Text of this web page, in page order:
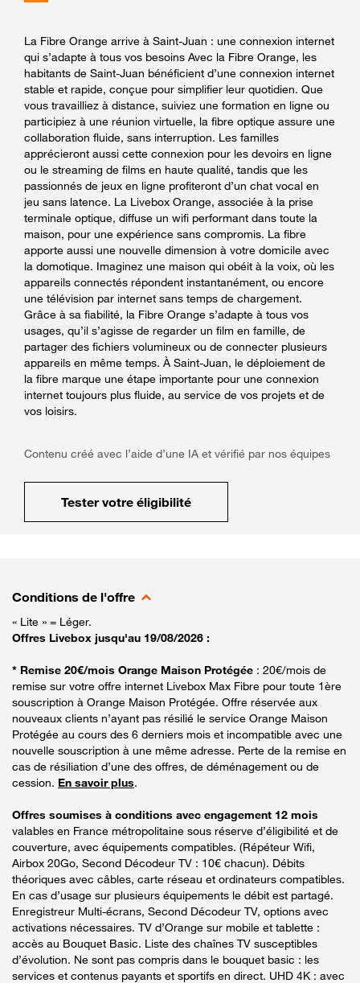
La Fibre Orange arrive à Saint-Juan : une connexion internet
qui s’adapte à tous vos besoins Avec la Fibre Orange, les
habitants de Saint-Juan bénéficient d’une connexion internet
stable et rapide, conçue pour simplifier leur quotidien. Que
vous travailliez à distance, suiviez une formation en ligne ou
participiez à une réunion virtuelle, la fibre optique assure une
collaboration fluide, sans interruption. Les familles
apprécieront aussi cette connexion pour les devoirs en ligne
ou le streaming de films en haute qualité, tandis que les
passionnés de jeux en ligne profiteront d’un chat vocal en
jeu sans latence. La Livebox Orange, associée à la prise
terminale optique, diffuse un wifi performant dans toute la
maison, pour une expérience sans compromis. La fibre
apporte aussi une nouvelle dimension à votre domicile avec
la domotique. Imaginez une maison qui obéit à la voix, où les
appareils connectés répondent instantanément, ou encore
une télévision par internet sans temps de chargement.
Grâce à sa fiabilité, la Fibre Orange s’adapte à tous vos
usages, qu’il s’agisse de regarder un film en famille, de
partager des fichiers volumineux ou de connecter plusieurs
appareils en même temps. À Saint-Juan, le déploiement de
la fibre marque une étape importante pour une connexion
internet toujours plus fluide, au service de vos projets et de
vos loisirs.
Contenu créé avec l’aide d’une IA et vérifié par nos équipes
Tester votre éligibilité
Conditions de l'offre
« Lite » = Léger.
Offres Livebox jusqu'au 19/08/2026 :
* Remise 20€/mois Orange Maison Protégée : 20€/mois de
remise sur votre offre internet Livebox Max Fibre pour toute 1ère
souscription à Orange Maison Protégée. Offre réservée aux
nouveaux clients n’ayant pas résilié le service Orange Maison
Protégée au cours des 6 derniers mois et incompatible avec une
nouvelle souscription à une même adresse. Perte de la remise en
cas de résiliation d’une des offres, de déménagement ou de
cession. En savoir plus.
Offres soumises à conditions avec engagement 12 mois
valables en France métropolitaine sous réserve d’éligibilité et de
couverture, avec équipements compatibles. (Répéteur Wifi,
Airbox 20Go, Second Décodeur TV : 10€ chacun). Débits
théoriques avec câbles, carte réseau et ordinateurs compatibles.
En cas d’usage sur plusieurs équipements le débit est partagé.
Enregistreur Multi-écrans, Second Décodeur TV, options avec
activations nécessaires. TV d’Orange sur mobile et tablette :
accès au Bouquet Basic. Liste des chaînes TV susceptibles
d’évolution. Ne sont pas compris dans le bouquet basic : les
services et contenus payants et sportifs en direct. UHD 4K : avec